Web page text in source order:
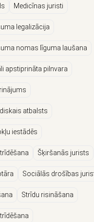
Medicīnas juristi
legalizācija
nomas līguma laušana
apstiprināta pilnvara
atbalsts
iestādēs
Šķiršanās jurists
Sociālās drošības
Strīdu risināšana